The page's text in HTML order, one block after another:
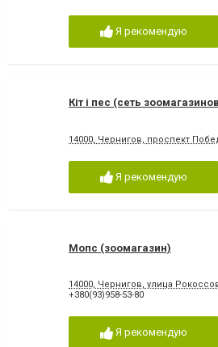
Я рекомендую
Кіт і пес (сеть
14000, Чернигов, проспект
Я рекомендую
Мопс (зоомагазин)
14000, Чернигов, улица
+380(93)958-53-80
Я рекомендую